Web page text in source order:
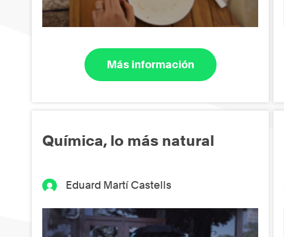
Más información
Química, lo más natural
Eduard Martí Castells